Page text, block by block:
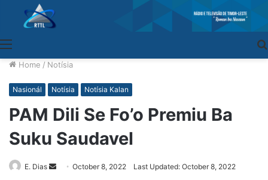
Home / Notísia
Nasionál Notísia Notísia Kalan
PAM Dili Se Fo’o Premiu Ba
Suku Saudavel
E. Dias
SendOctober 8, 2022 Last Updated: October 8, 2022